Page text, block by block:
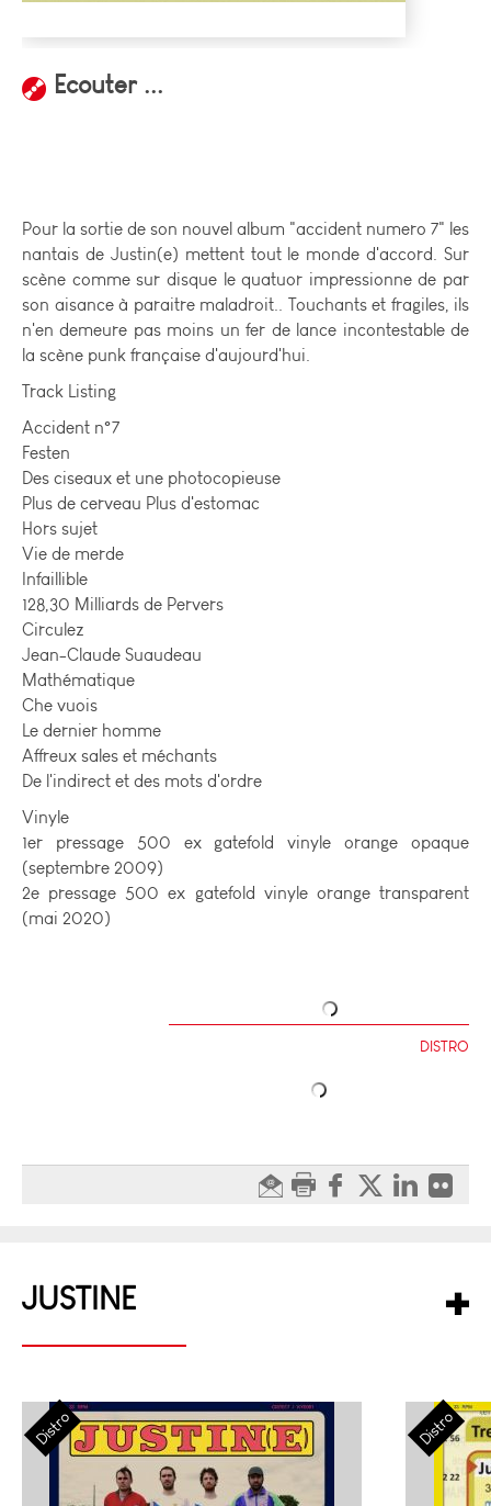
Ecouter ...
Pour la sortie de son nouvel album "accident numero 7" les
nantais de Justin(e) mettent tout le monde d'accord. Sur
scène comme sur disque le quatuor impressionne de par
son aisance à paraitre maladroit.. Touchants et fragiles, ils
n'en demeure pas moins un fer de lance incontestable de
la scène punk française d'aujourd'hui.
Track Listing
Accident n°7
Festen
Des ciseaux et une photocopieuse
Plus de cerveau Plus d'estomac
Hors sujet
Vie de merde
Infaillible
128,30 Milliards de Pervers
Circulez
Jean-Claude Suaudeau
Mathématique
Che vuois
Le dernier homme
Affreux sales et méchants
De l'indirect et des mots d'ordre
Vinyle
1er pressage 500 ex gatefold vinyle orange opaque
(septembre 2009)
2e pressage 500 ex gatefold vinyle orange transparent
(mai 2020)
DISTRO
JUSTINE